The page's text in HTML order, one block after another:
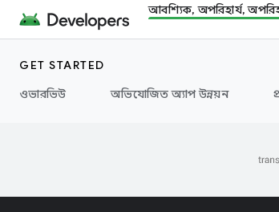
আবশ্যিক, অপরিহার্য,
GET STARTED
ওভারভিউ
অভিযোজিত অ্যাপ উন্নয়ন